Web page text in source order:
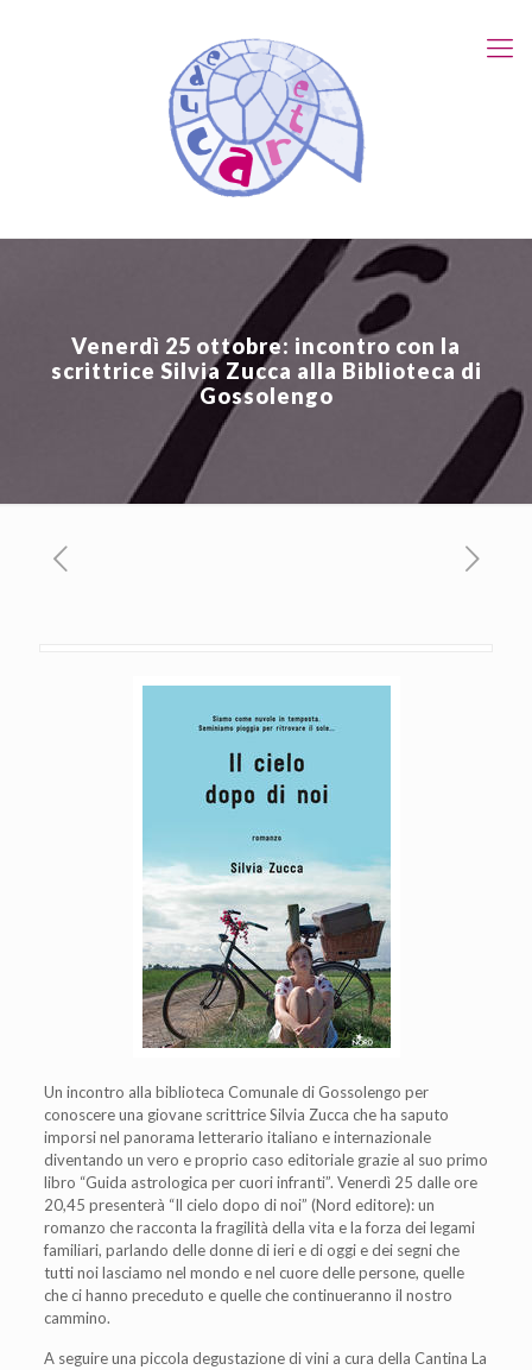
Venerdì 25 ottobre: incontro con la
scrittrice Silvia Zucca alla Biblioteca di
Gossolengo
Un incontro alla biblioteca Comunale di Gossolengo per
conoscere una giovane scrittrice Silvia Zucca che ha saputo
imporsi nel panorama letterario italiano e internazionale
diventando un vero e proprio caso editoriale grazie al suo primo
libro “Guida astrologica per cuori infranti”. Venerdì 25 dalle ore
20,45 presenterà “Il cielo dopo di noi” (Nord editore): un
romanzo che racconta la fragilità della vita e la forza dei legami
familiari, parlando delle donne di ieri e di oggi e dei segni che
tutti noi lasciamo nel mondo e nel cuore delle persone, quelle
che ci hanno preceduto e quelle che continueranno il nostro
cammino.
A seguire una piccola degustazione di vini a cura della Cantina La